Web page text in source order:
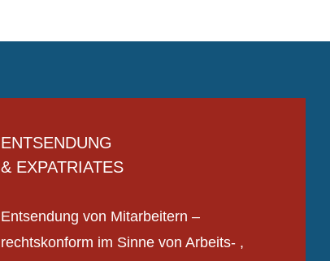
ENTSENDUNG
& EXPATRIATES
Entsendung von Mitarbeitern –
rechtskonform im Sinne von Arbeits- ,